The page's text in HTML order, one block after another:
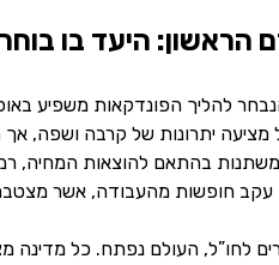
הראשון: היעד בו
להליך הפונדקאות משפיע
מציעה יתרונות של קרבה ושפה,
משתנות בהתאם להוצאות המחיה,
חופשות מהעבודה, אשר
לחו”ל, העולם נפתח. כל מדינה